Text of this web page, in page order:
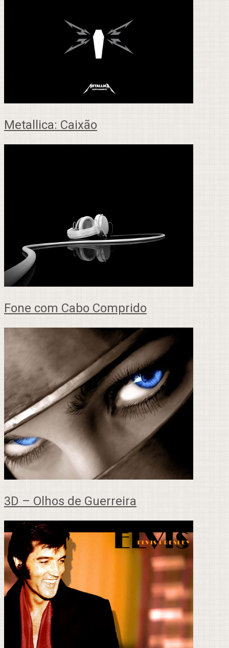
Metallica: Caixão
Fone com Cabo Comprido
3D – Olhos de Guerreira